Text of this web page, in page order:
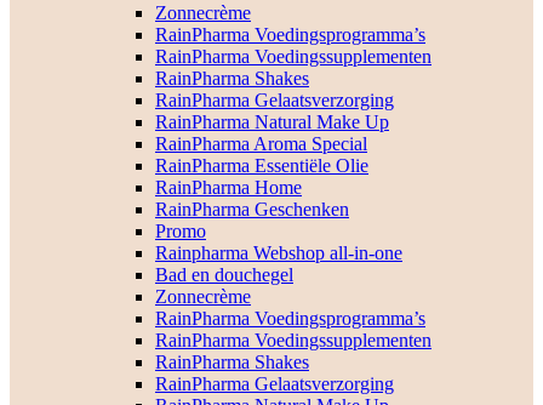
Zonnecrème
RainPharma Voedingsprogramma’s
RainPharma Voedingssupplementen
RainPharma Shakes
RainPharma Gelaatsverzorging
RainPharma Natural Make Up
RainPharma Aroma Special
RainPharma Essentiële Olie
RainPharma Home
RainPharma Geschenken
Promo
Rainpharma Webshop all-in-one
Bad en douchegel
Zonnecrème
RainPharma Voedingsprogramma’s
RainPharma Voedingssupplementen
RainPharma Shakes
RainPharma Gelaatsverzorging